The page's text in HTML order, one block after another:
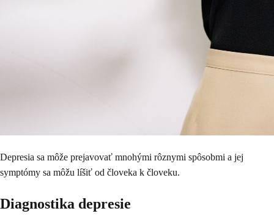
Depresia sa môže prejavovať mnohými rôznymi spôsobmi a jej
symptómy sa môžu líšiť od človeka k človeku.
Diagnostika depresie